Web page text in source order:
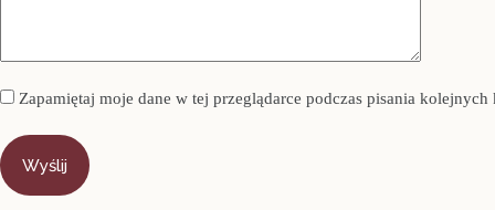
Zapamiętaj moje dane w tej przeglądarce podczas pisania kolejnych
Wyślij